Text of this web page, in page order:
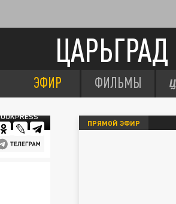
ЦАРЬГРАД
ЭФИР ФИЛЬМЫ
ПРЯМОЙ ЭФИР